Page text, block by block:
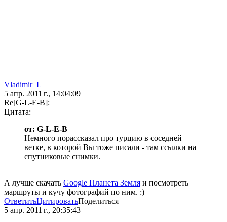
Vladimir_L
5 апр. 2011 г., 14:04:09
Re[G-L-E-B]:
Цитата:
от: G-L-E-B
Немного порассказал про турцию в соседней
ветке, в которой Вы тоже писали - там ссылки на
спутниковые снимки.
А лучше скачать Google Планета Земля и посмотреть
маршруты и кучу фотографий по ним. :)
ОтветитьЦитироватьПоделиться
5 апр. 2011 г., 20:35:43